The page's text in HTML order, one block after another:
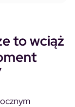
to wciąż